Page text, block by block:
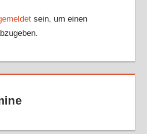
sein, um einen